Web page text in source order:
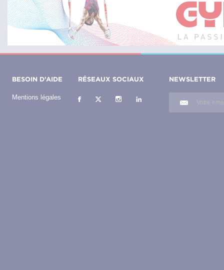
BESOIN D’AIDE
Mentions légales
RÉSEAUX SOCIAUX NEWSLETTER